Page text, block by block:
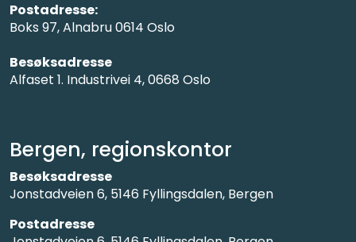
Bergen, regionskontor
Besøksadresse
Jonstadveien 6, 5146 Fyllingsdalen, Bergen
Postadresse
Postadresse:
Boks 97, Alnabru 0614 Oslo
Besøksadresse
Alfaset 1. Industrivei 4, 0668 Oslo